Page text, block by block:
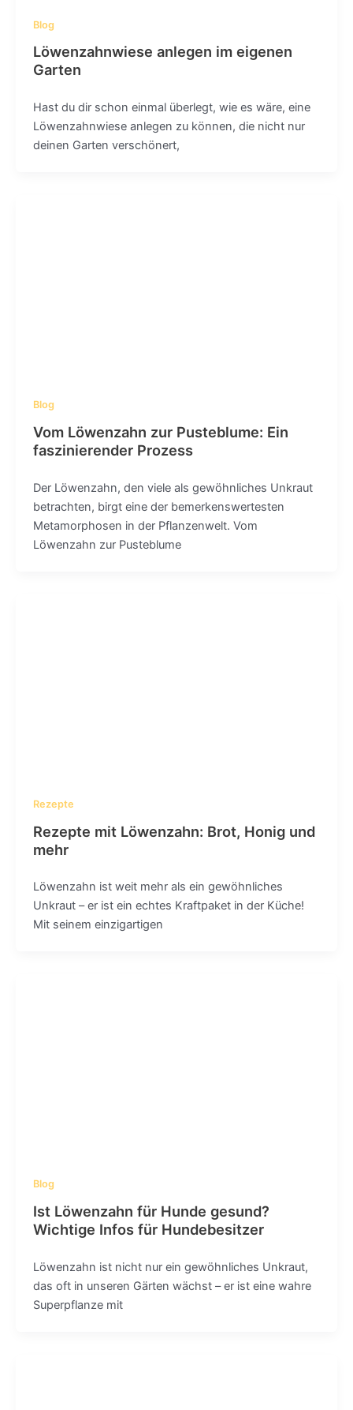
Blog
Löwenzahnwiese anlegen im eigenen
Garten
Hast du dir schon einmal überlegt, wie es wäre, eine
Löwenzahnwiese anlegen zu können, die nicht nur
deinen Garten verschönert,
Blog
Vom Löwenzahn zur Pusteblume: Ein
faszinierender Prozess
Der Löwenzahn, den viele als gewöhnliches Unkraut
betrachten, birgt eine der bemerkenswertesten
Metamorphosen in der Pflanzenwelt. Vom
Löwenzahn zur Pusteblume
Rezepte
Rezepte mit Löwenzahn: Brot, Honig und
mehr
Löwenzahn ist weit mehr als ein gewöhnliches
Unkraut – er ist ein echtes Kraftpaket in der Küche!
Mit seinem einzigartigen
Blog
Ist Löwenzahn für Hunde gesund?
Wichtige Infos für Hundebesitzer
Löwenzahn ist nicht nur ein gewöhnliches Unkraut,
das oft in unseren Gärten wächst – er ist eine wahre
Superpflanze mit